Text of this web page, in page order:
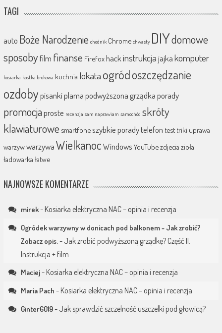
TAGI
auto Boże Narodzenie chodnik Chrome chwasty DIYdomowe
sposobyfilm finanse Firefoxhackinstrukcjajajkakomputer
kosiarka kostka brukowa kuchnia lokata ogródoszczędzanie
ozdobypisankiplamapodwyższona grządkaporady
promocjaproste recenzja sam naprawiam samochód skróty
klawiaturowe smartfoneszybkie poradytelefon test triki uprawa
warzywwarzywaWielkanocWindows YouTubezdjecia zioła
ładowarka łatwe
NAJNOWSZE KOMENTARZE
mirek- Kosiarka elektryczna NAC – opinia i recenzja
Ogródek warzywny w donicach pod balkonem - Jak zrobić?
Zobacz opis.- Jak zrobić podwyższoną grządkę? Część II.
Instrukcja + film
Maciej- Kosiarka elektryczna NAC – opinia i recenzja
Maria Pach - Kosiarka elektryczna NAC – opinia i recenzja
Ginter6019- Jak sprawdzić szczelność uszczelki pod głowicą?